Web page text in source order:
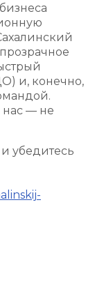
и, конечно,
нас — не
убедитесь